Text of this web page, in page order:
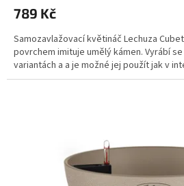
789 Kč
Samozavlažovací květináč Lechuza
povrchem imituje umělý kámen. Vyrábí
variantách a a je možné jej použít jak v